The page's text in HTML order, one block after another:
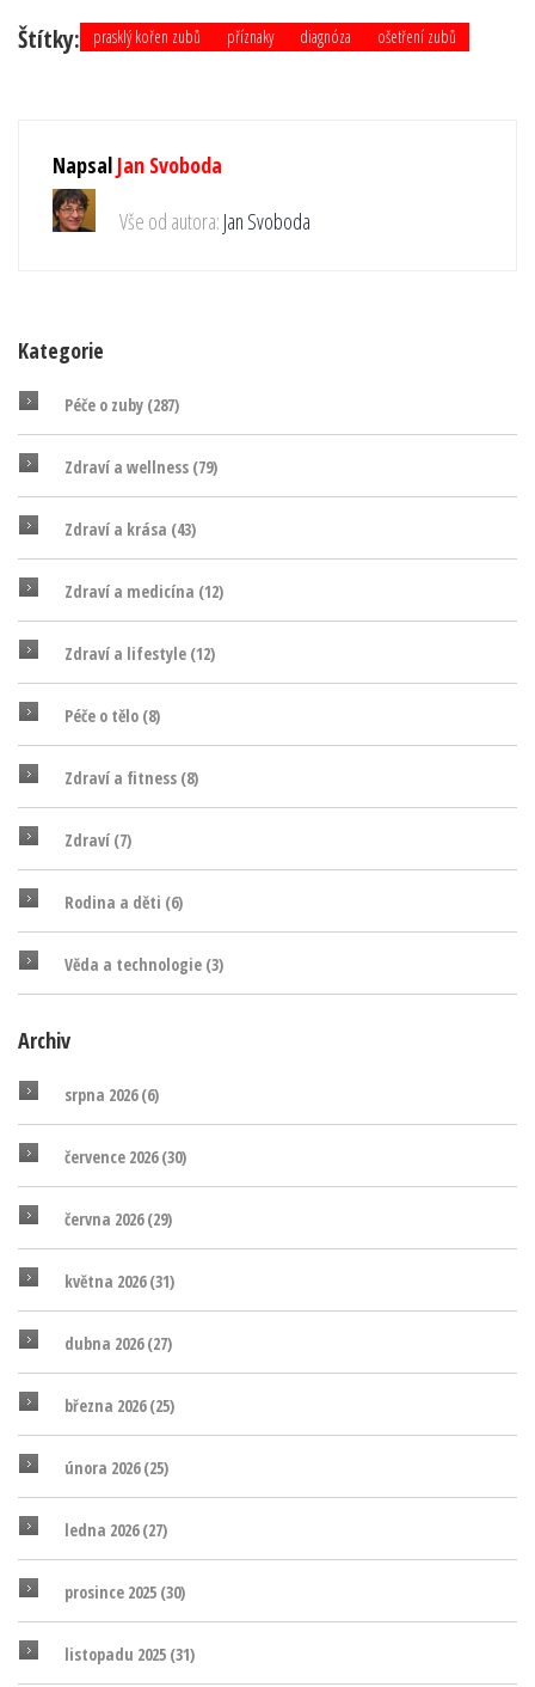
Štítky: prasklý kořen zubů příznaky diagnóza ošetření zubů
Napsal Jan Svoboda
Vše od autora: Jan Svoboda
Kategorie
Péče o zuby (287)
Zdraví a wellness (79)
Zdraví a krása (43)
Zdraví a medicína (12)
Zdraví a lifestyle (12)
Péče o tělo (8)
Zdraví a fitness (8)
Zdraví (7)
Rodina a děti (6)
Věda a technologie (3)
Archiv
srpna 2026(6)
července 2026(30)
června 2026(29)
května 2026(31)
dubna 2026(27)
března 2026(25)
února 2026(25)
ledna 2026(27)
prosince 2025 (30)
listopadu 2025 (31)